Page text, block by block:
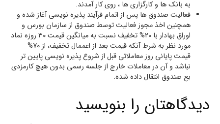
به بانک ها و کارگزاری ها ، روی کار آمدند.
فعالیت صندوق ها پس از اتمام فرآیند پذیره نویسی آغاز شده و
همچنین اخذ مجوز فعالیت توسط صندوق از سازمان بورس و
اوراق بهادار با 20% تخفیف نسبت به میانگین قیمت ۳۰ روزه نماد
مورد نظر به شرط آنکه قیمت بعد از اعممال تخفیف، از 70%
قیمت پایانی روز معاملاتی قبل از شروع پذیره نویسی پایین تر
نباشد و آن در معاملات خارج از جلسه رسمی بدون هیچ کارمزدی
بع صندوق انتقال داده شده.
دیدگاهتان را بنویسید